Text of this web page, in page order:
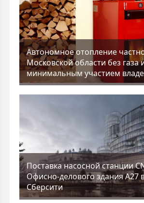
Aвтономное отопление
Московской области без газа
минимальным участием
Поставка насосной станции
Офисно-делового здания А27
Сберсити